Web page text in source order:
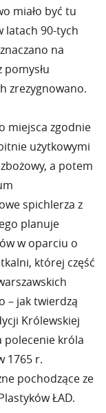
miało być tu
latach 90-tych
na
pomysłu
zrezygnowano.
miejsca zgodnie
użytkowymi
a potem
spichlerza z
planuje
w oparciu o
której część
– jak twierdzą
Królewskiej
polecenie króla
1765 r.
pochodzące ze
ŁAD.